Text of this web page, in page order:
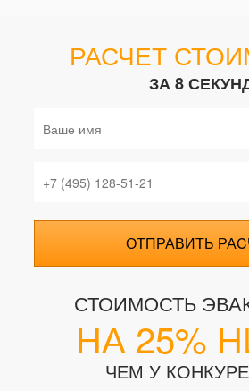
РАСЧЕТ
ЗА 8
ОТПРАВИТЬ
СТОИМОСТЬ
НА 25%
ЧЕМ У